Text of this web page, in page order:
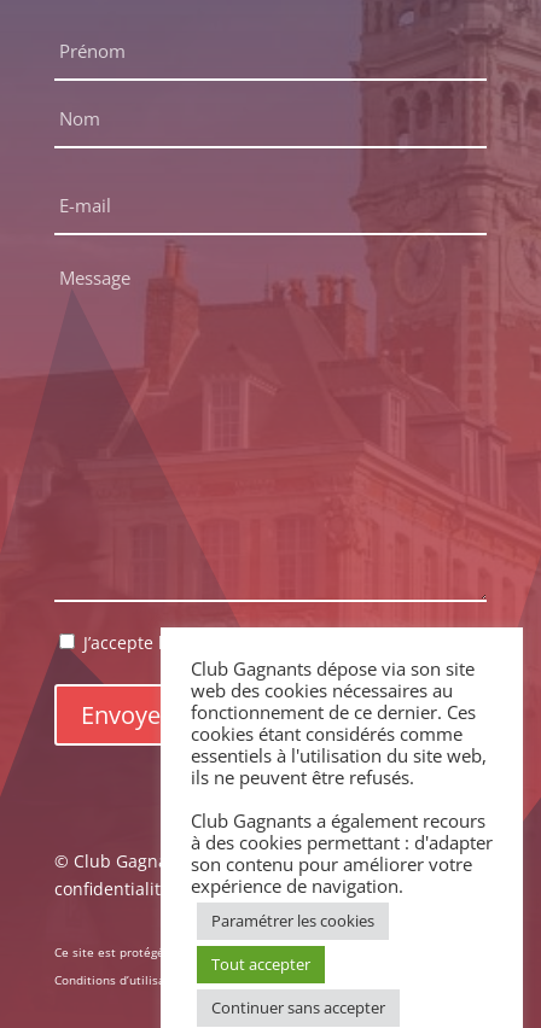
complet
mail
Message
RGPDJ’accepte la politique de confidentialité.
© Club Gagnants –Mentions légales|Politique de
confidentialité
Ce site est protégé par reCAPTCHA. La
Conditions d’utilisation
de Google s’appliquent.
Club Gagnants dépose via son site
web des cookies nécessaires au
fonctionnement de ce dernier. Ces
cookies étant considérés comme
essentiels à l'utilisation du site web,
ils ne peuvent être refusés.
Club Gagnants a également recours
à des cookies permettant : d'adapter
son contenu pour améliorer votre
expérience de navigation.
Paramétrer les cookies
Tout accepter
Continuer sans accepter